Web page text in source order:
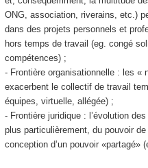
ONG, association, riverains, etc.)
dans des projets personnels et
hors temps de travail (eg. congé
compétences) ;
- Frontière organisationnelle : les «
exacerbent le collectif de travail
équipes, virtuelle, allégée) ;
- Frontière juridique : l’évolution
plus particulièrement, du pouvoir
conception d’un pouvoir «partagé»